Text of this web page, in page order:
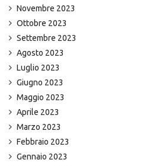
Novembre 2023
Ottobre 2023
Settembre 2023
Agosto 2023
Luglio 2023
Giugno 2023
Maggio 2023
Aprile 2023
Marzo 2023
Febbraio 2023
Gennaio 2023